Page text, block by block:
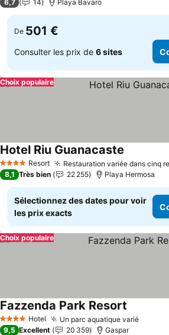
6,7 14 Playa Bavaro
De 501 €
Consulter les prix de 6 sites
Choix populaire
4 Étoiles Resort Restauration variée dans cinq
Hotel Riu Guanacaste
8,1 Très bien 22 255 Playa Hermosa
Sélectionnez des dates pour voir
les prix exacts
Choix populaire
4 Étoiles Hotel Un parc aquatique varié
Fazzenda Park Resort
9,5 Excellent 20 359 Gaspar